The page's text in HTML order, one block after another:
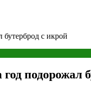
бутерброд с икрой
подорожал